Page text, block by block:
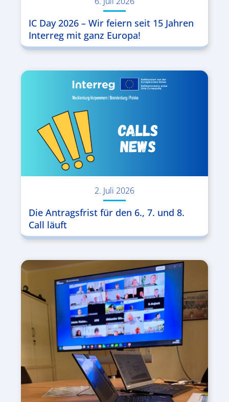
IC Day 2026 – Wir feiern seit 15 Jahren
Interreg mit ganz Europa!
2. Juli 2026
Die Antragsfrist für den 6., 7. und 8.
Call läuft